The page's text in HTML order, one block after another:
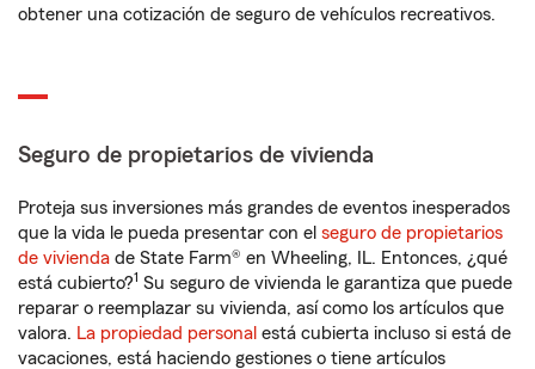
obtener una cotización de seguro de vehículos recreativos.
Seguro de propietarios de vivienda
Proteja sus inversiones más grandes de eventos inesperados
que la vida le pueda presentar con el seguro de propietarios
de vivienda de State Farm® en Wheeling, IL. Entonces, ¿qué
está cubierto?1 Su seguro de vivienda le garantiza que puede
reparar o reemplazar su vivienda, así como los artículos que
valora. La propiedad personal está cubierta incluso si está de
vacaciones, está haciendo gestiones o tiene artículos